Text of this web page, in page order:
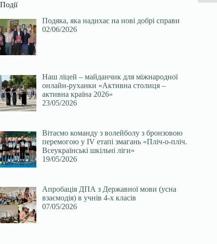
Події
Подяка, яка надихає на нові добрі справи
02/06/2026
Наш ліцей – майданчик для міжнародної
онлайн-руханки «Активна столиця –
активна країна 2026»
23/05/2026
Вітаємо команду з волейболу з бронзовою
перемогою у ІV етапі змагань «Пліч-о-пліч.
Всеукраїнські шкільні ліги»
19/05/2026
Апробація ДПА з Державної мови (усна
взаємодія) в учнів 4-х класів
07/05/2026